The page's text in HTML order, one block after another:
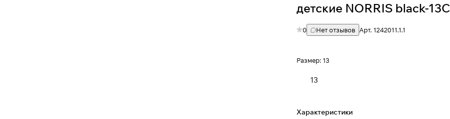
детские NORRIS black-
0 Нет отзывов Арт. 1242011.1.1
Размер: 13
13
Характеристики